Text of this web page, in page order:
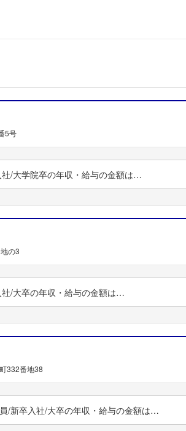
こちらの企業もフォローしませんか？
5号
/大学院卒の年収・給与の金額は…
の3
/大卒の年収・給与の金額は…
332番地38
/新卒入社/大卒の年収・給与の金額は…